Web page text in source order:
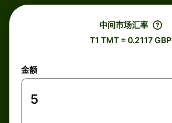
中间市场汇率
T1 TMT = 0.2117 GBP
金额